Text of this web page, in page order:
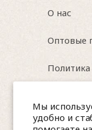
Мы
удобно и
О нас
Оптовые